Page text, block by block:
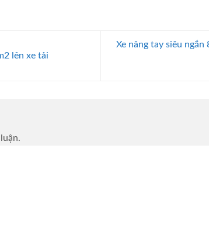
lên xe tải
Xe nâng tay siêu ngắn